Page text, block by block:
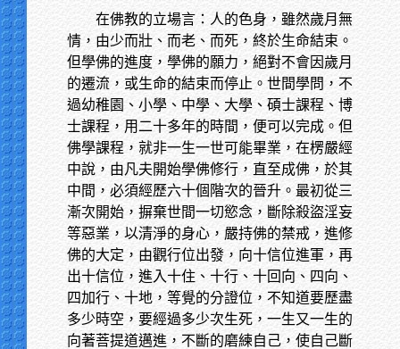
在佛教的立場言：人的色身，雖然歲月無
情，由少而壯、而老、而死，終於生命結束。
但學佛的進度，學佛的願力，絕對不會因歲月
的遷流，或生命的結束而停止。世間學問，不
過幼稚園、小學、中學、大學、碩士課程、博
士課程，用二十多年的時間，便可以完成。但
佛學課程，就非一生一世可能畢業，在楞嚴經
中說，由凡夫開始學佛修行，直至成佛，於其
中間，必須經歷六十個階次的晉升。最初從三
漸次開始，摒棄世間一切慾念，斷除殺盜淫妄
等惡業，以清淨的身心，嚴持佛的禁戒，進修
佛的大定，由觀行位出發，向十信位進軍，再
出十信位，進入十住、十行、十回向、四向、
四加行、十地，等覺的分證位，不知道要歷盡
多少時空，要經過多少次生死，一生又一生的
向著菩提道邁進，不斷的磨練自己，使自己斷